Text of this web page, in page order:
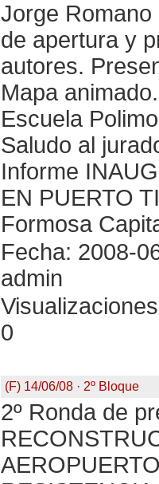
Jorge
de apertura y
autores.
Mapa
Escuela
Saludo al
Informe
EN PUERTO
Formosa
Fecha: 2008-
admin
0
(F) 14/06/08 · 2º Bloque
2º Ronda de